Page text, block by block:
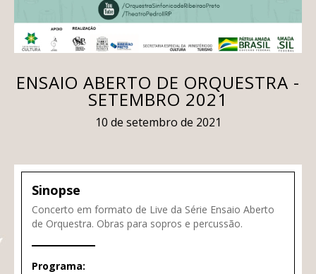
ENSAIO ABERTO DE ORQUESTRA -
SETEMBRO 2021
10 de setembro de 2021
Sinopse
Concerto em formato de Live da Série Ensaio Aberto
de Orquestra. Obras para sopros e percussão.
Programa: